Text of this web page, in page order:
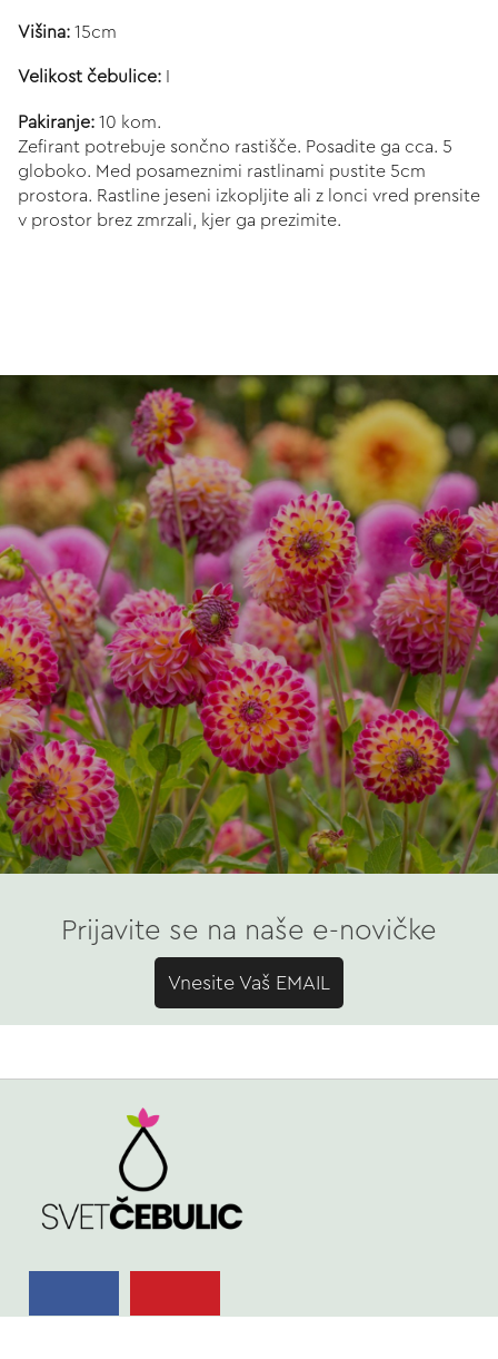
Višina: 15cm
Velikost čebulice:
Pakiranje: 10 kom.
Zefirant potrebuje sončno rastišče. Posadite ga cca. 5
globoko. Med posameznimi rastlinami pustite 5cm
prostora. Rastline jeseni izkopljite ali z lonci vred prensite
v prostor brez zmrzali, kjer ga prezimite.
Prijavite se na naše e-novičke
Vnesite Vaš EMAIL